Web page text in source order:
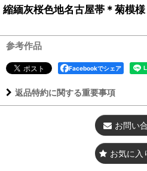
縮緬灰桜色地名古屋帯＊菊模様
参考作品
Facebookでシェア
返品特約に関する重要事項
お問い
お気に入